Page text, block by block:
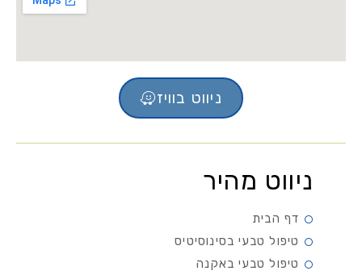
ניווט בוויז
ניווט מהיר
דף הבית
טיפול טבעי בסינוסיטיס
טיפול טבעי באקנה